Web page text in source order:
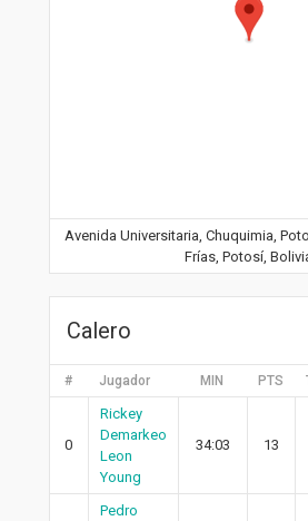
Avenida Universitaria, Chuquimia,
Frías, Potosí,
Calero
# Jugador MIN PTS
0
Rickey
Demarkeo
Leon
Young
34:03 13
Pedro